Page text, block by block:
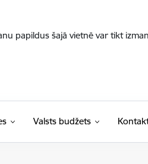
papildus šajā vietnē var tikt
Valsts budžets